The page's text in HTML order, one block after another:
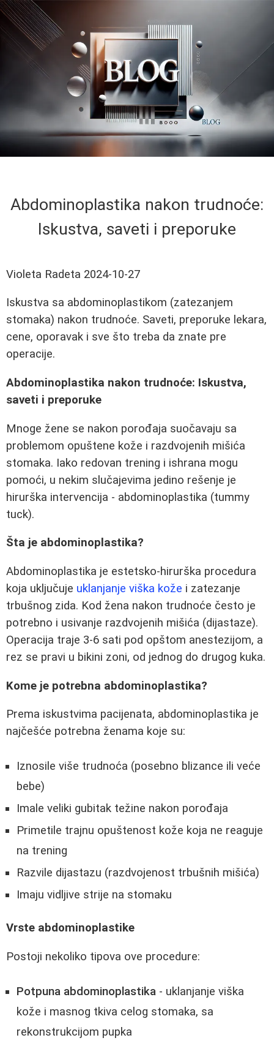
Abdominoplastika nakon trudnoće:
Iskustva, saveti i preporuke
Violeta Radeta 2024-10-27
Iskustva sa abdominoplastikom (zatezanjem
stomaka) nakon trudnoće. Saveti, preporuke lekara,
cene, oporavak i sve što treba da znate pre
operacije.
Abdominoplastika nakon trudnoće: Iskustva,
saveti i preporuke
Mnoge žene se nakon porođaja suočavaju sa
problemom opuštene kože i razdvojenih mišića
stomaka. Iako redovan trening i ishrana mogu
pomoći, u nekim slučajevima jedino rešenje je
hirurška intervencija - abdominoplastika (tummy
tuck).
Šta je abdominoplastika?
Abdominoplastika je estetsko-hirurška procedura
koja uključuje uklanjanje viška kože i zatezanje
trbušnog zida. Kod žena nakon trudnoće često je
potrebno i usivanje razdvojenih mišića (dijastaze).
Operacija traje 3-6 sati pod opštom anestezijom, a
rez se pravi u bikini zoni, od jednog do drugog kuka.
Kome je potrebna abdominoplastika?
Prema iskustvima pacijenata, abdominoplastika je
najčešće potrebna ženama koje su:
Iznosile više trudnoća (posebno blizance ili veće
bebe)
Imale veliki gubitak težine nakon porođaja
Primetile trajnu opuštenost kože koja ne reaguje
na trening
Razvile dijastazu (razdvojenost trbušnih mišića)
Imaju vidljive strije na stomaku
Vrste abdominoplastike
Postoji nekoliko tipova ove procedure:
Potpuna abdominoplastika - uklanjanje viška
kože i masnog tkiva celog stomaka, sa
rekonstrukcijom pupka